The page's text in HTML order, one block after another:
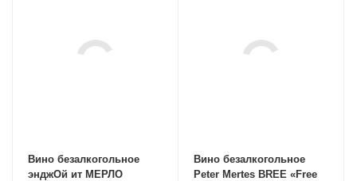
Вино безалкогольное
энджОй ит МЕРЛО
Вино безалкогольное
Peter Mertes BREE «Free